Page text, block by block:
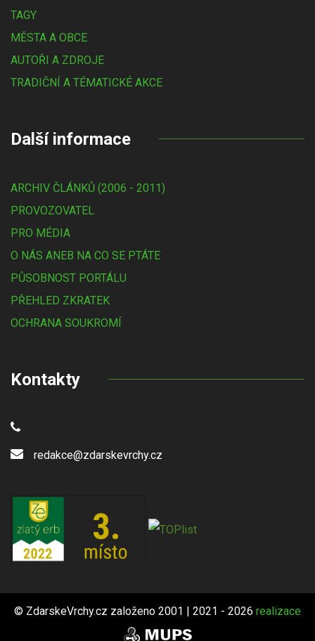
TAGY
MĚSTA A OBCE
AUTOŘI A ZDROJE
TRADIČNÍ A TÉMATICKÉ AKCE
Další informace
ARCHIV ČLÁNKŮ (2006 - 2011)
PROVOZOVATEL
PRO MÉDIA
O NÁS ANEB NA CO SE PTÁTE
PŮSOBNOST PORTÁLU
PŘEHLED ZKRATEK
OCHRANA SOUKROMÍ
Kontakty
redakce@zdarskevrchy.cz
© ZdarskeVrchy.cz založeno 2001 | 2021 - 2026 realizace